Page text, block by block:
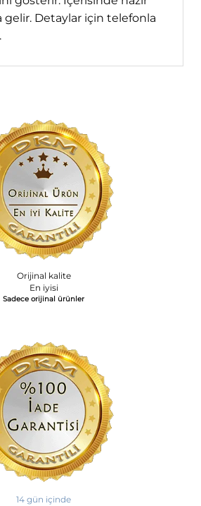
gelir. Detaylar için telefonla
Orijinal kalite
En iyisi
Sadece orijinal ürünler
14 gün içinde